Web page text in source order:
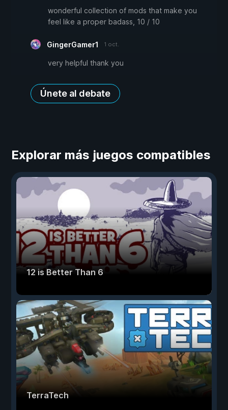
wonderful collection of mods that make you
feel like a proper badass, 10 / 10
GingerGamer1 1 oct.
very helpful thank you
Únete al debate
Explorar más juegos compatibles
12 is Better Than 6
TerraTech